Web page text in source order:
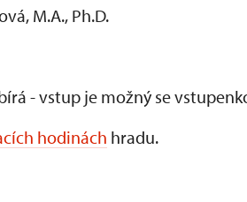
M.A., Ph.D.
- vstup je možný se
hodinách hradu.